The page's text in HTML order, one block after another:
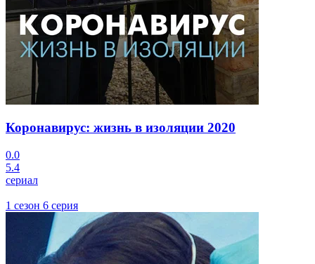
Коронавирус: жизнь в изоляции 2020
0.0
5.4
сериал
1 сезон 6 серия